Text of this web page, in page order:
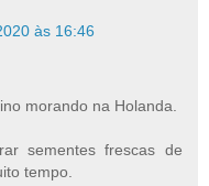
às 16:46
morando na Holanda.
sementes frescas de
tempo.